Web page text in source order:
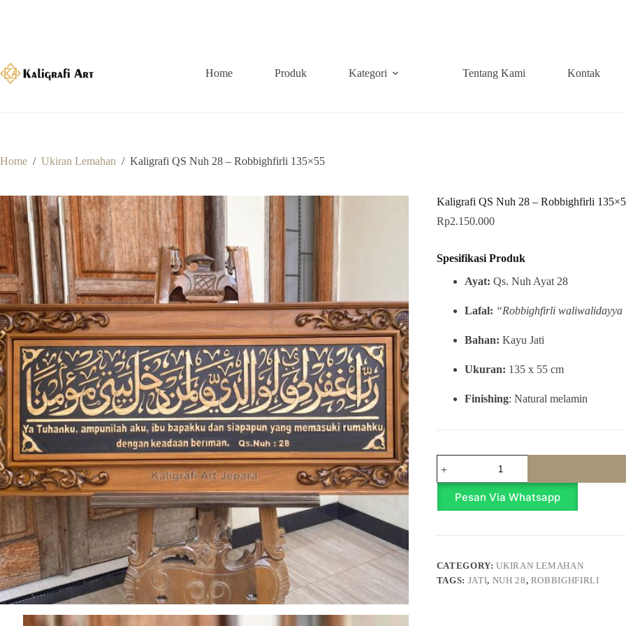
Home Produk Kategori Tentang Kami Kontak
Home / Ukiran Lemahan / Kaligrafi QS Nuh 28 – Robbighfirli 135×55
Kaligrafi QS Nuh 28 – Robbighfirli
Rp2.150.000
Spesifikasi Produk
Ayat: Qs. Nuh Ayat 28
Lafal: “Robbighfirli waliwalidayya
Bahan: Kayu Jati
Ukuran: 135 x 55 cm
Finishing: Natural melamin
QS
Nuh
Pesan Via Whatsapp
CATEGORY:UKIRAN LEMAHAN
TAGS: JATI, NUH 28, ROBBIGHFIRLI